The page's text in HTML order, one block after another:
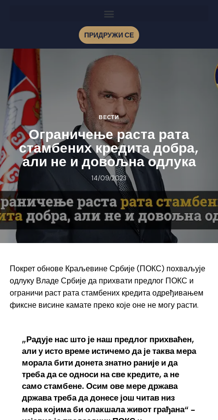
ПРИДРУЖИ СЕ
ВЕСТИ
Ограничење раста рата
стамбених кредита добра,
али не и довољна одлука
14/09/2023
Покрет обнове Краљевине Србије (ПОКС) похваљује
одлуку Владе Србије да прихвати предлог ПОКС и
ограничи раст рата стамбених кредита одређивањем
фиксне висине камате преко које оне не могу расти.
„Радује нас што је наш предлог прихваћен,
али у исто време истичемо да је таква мера
морала бити донета знатно раније и да
треба да се односи на све кредите, а не
само стамбене. Осим ове мере држава
држава треба да донесе још читав низ
мера којима би олакшала живот грађана“ –